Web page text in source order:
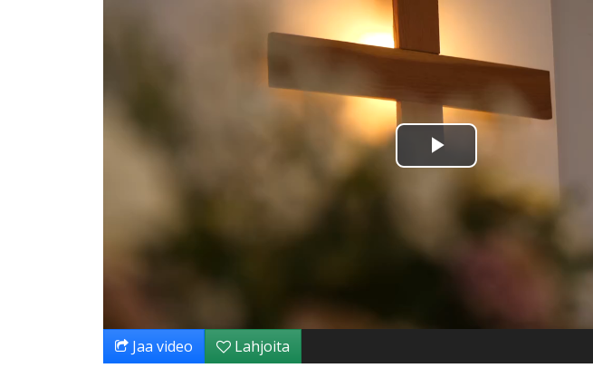
Toista
Video
Jaa video Lahjoita